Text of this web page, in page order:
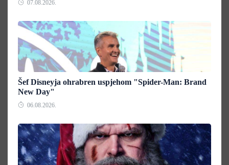
07.08.2026.
Šef Disneyja ohrabren uspjehom "Spider-Man: Brand
New Day"
06.08.2026.